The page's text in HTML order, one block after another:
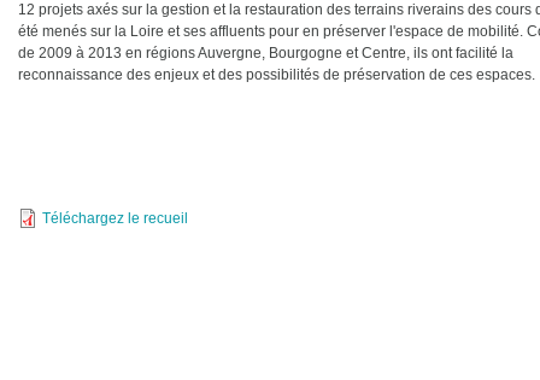
12 projets axés sur la gestion et la restauration des terrains riverains des cours
été menés sur la Loire et ses affluents pour en préserver l'espace de mobilité.
de 2009 à 2013 en régions Auvergne, Bourgogne et Centre, ils ont facilité la
reconnaissance des enjeux et des possibilités de préservation de ces espaces.
Téléchargez le recueil